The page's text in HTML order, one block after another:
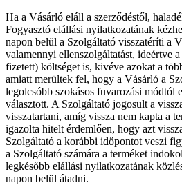
Ha a Vásárló eláll a szerződéstől,
Fogyasztó elállási nyilatkozatának
napon belül a Szolgáltató visszatéríti a
valamennyi ellenszolgáltatást, ideértve
fizetett) költséget is, kivéve azokat a
amiatt merültek fel, hogy a Vásárló a
legolcsóbb szokásos fuvarozási módtól
választott. A Szolgáltató jogosult a
visszatartani, amíg vissza nem kapta a
igazolta hitelt érdemlően, hogy azt
Szolgáltató a korábbi időpontot veszi
a Szolgáltató számára a terméket
legkésőbb elállási nyilatkozatának
napon belül átadni.